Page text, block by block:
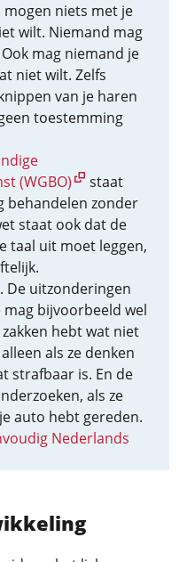
niets met je
wilt. Niemand mag
mag niemand je
niet wilt. Zelfs
van je haren
toestemming
(WGBO)
staat
behandelen zonder
staat ook dat de
taal uit moet leggen,
De uitzonderingen
bijvoorbeeld wel
hebt wat niet
als ze denken
strafbaar is. En de
als ze
auto hebt gereden.
Nederlands